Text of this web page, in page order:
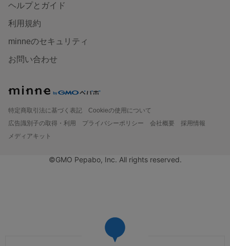
ヘルプとガイド
利用規約
minneのセキュリティ
お問い合わせ
特定商取引法に基づく表記
Cookieの使用について
広告識別子の取得・利用
プライバシーポリシー 会社概要
採用情報
メディアキット
©GMO Pepabo, Inc. All rights reserved.